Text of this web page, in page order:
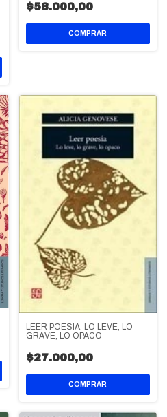
$58.000,00
LEER POESIA. LO LEVE, LO
GRAVE, LO OPACO
$27.000,00